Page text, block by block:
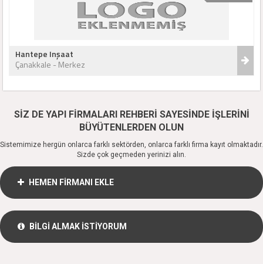
Hantepe Inşaat
Çanakkale - Merkez
SİZ DE YAPI FİRMALARI REHBERİ SAYESİNDE İŞLERİNİ
BÜYÜTENLERDEN OLUN
Sistemimize hergün onlarca farklı sektörden, onlarca farklı firma kayıt olmaktadır.
Sizde çok geçmeden yerinizi alın.
HEMEN FİRMANI EKLE
BİLGİ ALMAK İSTİYORUM